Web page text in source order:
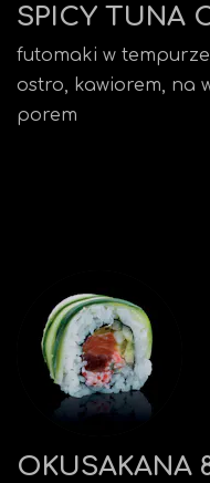
SPICY TUNA
futomaki w
ostro, kawiorem, na
porem
OKUSAKANA